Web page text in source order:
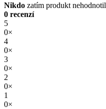
Nikdo zatím produkt nehodnotil
0 recenzí
5
0×
4
0×
3
0×
2
0×
1
0×